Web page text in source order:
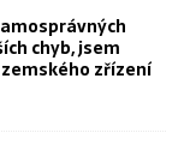
chyb, jsem
zřízení